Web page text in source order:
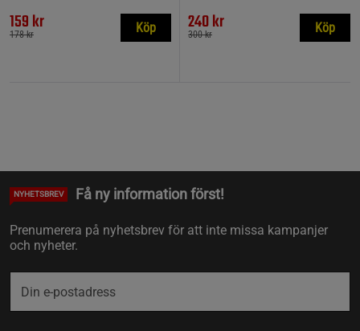
159 kr
178 kr Köp 240 kr
300 kr Köp
NYHETSBREV Få ny information först!
Prenumerera på nyhetsbrev för att inte missa kampanjer
och nyheter.